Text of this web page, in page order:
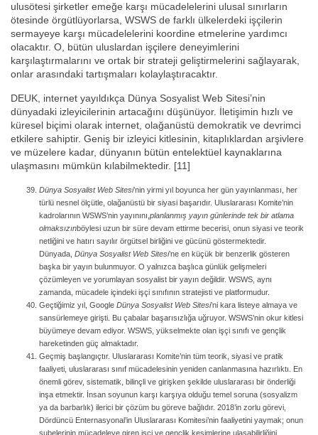
ulusötesi şirketler emeğe karşı mücadelelerini ulusal sınırların
ötesinde örgütlüyorlarsa, WSWS de farklı ülkelerdeki işçilerin
sermayeye karşı mücadelelerini koordine etmelerine yardımcı
olacaktır. O, bütün uluslardan işçilere deneyimlerini
karşılaştırmalarını ve ortak bir strateji geliştirmelerini sağlayarak,
onlar arasındaki tartışmaları kolaylaştıracaktır.
DEUK, internet yayıldıkça Dünya Sosyalist Web Sitesi’nin
dünyadaki izleyicilerinin artacağını düşünüyor. İletişimin hızlı ve
küresel biçimi olarak internet, olağanüstü demokratik ve devrimci
etkilere sahiptir. Geniş bir izleyici kitlesinin, kitaplıklardan arşivlere
ve müzelere kadar, dünyanın bütün entelektüel kaynaklarına
ulaşmasını mümkün kılabilmektedir. [11]
Dünya Sosyalist Web Sitesi’nin yirmi yıl boyunca her gün yayınlanması, her
türlü nesnel ölçütle, olağanüstü bir siyasi başarıdır. Uluslararası Komite’nin
kadrolarının WSWS’nin yayınını, planlanmış yayın günlerinde tek bir atlama
olmaksızınböylesi uzun bir süre devam ettirme becerisi, onun siyasi ve teorik
netliğini ve hatırı sayılır örgütsel birliğini ve gücünü göstermektedir.
Dünyada, Dünya Sosyalist Web Sitesi’ne en küçük bir benzerlik gösteren
başka bir yayın bulunmuyor. O yalnızca başlıca günlük gelişmeleri
çözümleyen ve yorumlayan sosyalist bir yayın değildir. WSWS, aynı
zamanda, mücadele içindeki işçi sınıfının stratejisti ve platformudur.
Geçtiğimiz yıl, Google Dünya Sosyalist Web Sitesi’ni kara listeye almaya ve
sansürlemeye girişti. Bu çabalar başarısızlığa uğruyor. WSWS’nin okur kitlesi
büyümeye devam ediyor. WSWS, yükselmekte olan işçi sınıfı ve gençlik
hareketinden güç almaktadır.
Geçmiş başlangıçtır. Uluslararası Komite’nin tüm teorik, siyasi ve pratik
faaliyeti, uluslararası sınıf mücadelesinin yeniden canlanmasına hazırlıktı. En
önemli görev, sistematik, bilinçli ve girişken şekilde uluslararası bir önderliği
inşa etmektir. İnsan soyunun karşı karşıya olduğu temel soruna (sosyalizm
ya da barbarlık) ilerici bir çözüm bu göreve bağlıdır. 2018’in zorlu görevi,
Dördüncü Enternasyonal’in Uluslararası Komitesi’nin faaliyetini yaymak; onun
şubelerinin mücadeleye giren işçi ve gençlik kesimlerine ulaşabilirliğini